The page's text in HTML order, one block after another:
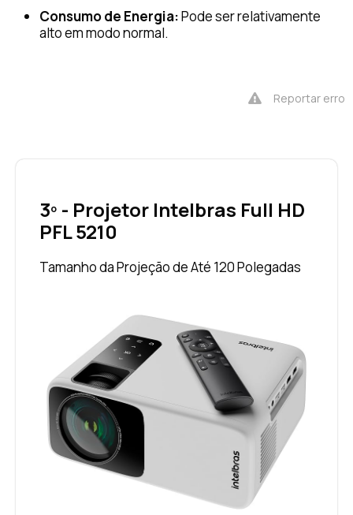
Consumo de Energia:Pode ser relativamente
alto em modo normal.
Reportar erro
3º - Projetor Intelbras Full HD
PFL 5210
Tamanho da Projeção de Até 120 Polegadas